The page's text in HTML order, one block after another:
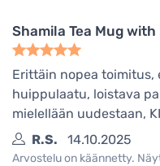
Shamila Tea Mug
Erittäin nopea
huippulaatu, loistava
mielellään uudestaan,
R.S.
14.10.2025
Arvostelu on käännetty.